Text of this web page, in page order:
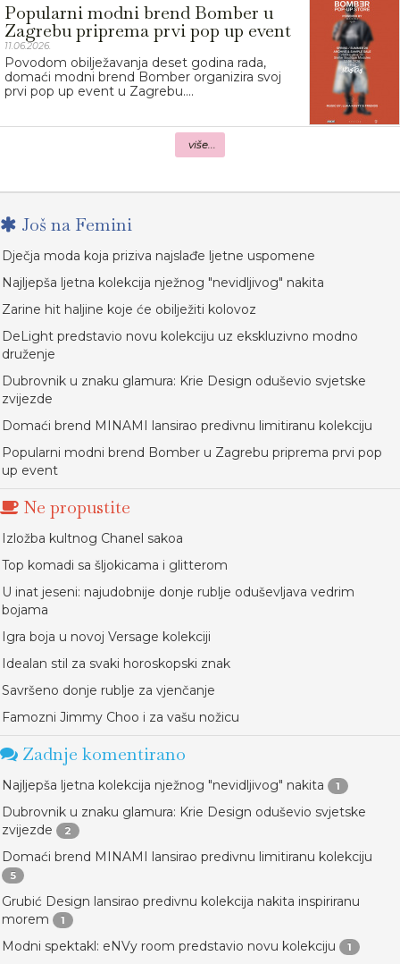
Popularni modni brend Bomber u
Zagrebu priprema prvi pop up event
11.06.2026.
Povodom obilježavanja deset godina rada,
domaći modni brend Bomber organizira svoj
prvi pop up event u Zagrebu....
više...
Još na Femini
Dječja moda koja priziva najslađe ljetne uspomene
Najljepša ljetna kolekcija nježnog "nevidljivog" nakita
Zarine hit haljine koje će obilježiti kolovoz
DeLight predstavio novu kolekciju uz ekskluzivno modno
druženje
Dubrovnik u znaku glamura: Krie Design oduševio svjetske
zvijezde
Domaći brend MINAMI lansirao predivnu limitiranu kolekciju
Popularni modni brend Bomber u Zagrebu priprema prvi pop
up event
Ne propustite
Izložba kultnog Chanel sakoa
Top komadi sa šljokicama i glitterom
U inat jeseni: najudobnije donje rublje oduševljava vedrim
bojama
Igra boja u novoj Versage kolekciji
Idealan stil za svaki horoskopski znak
Savršeno donje rublje za vjenčanje
Famozni Jimmy Choo i za vašu nožicu
Zadnje komentirano
Najljepša ljetna kolekcija nježnog "nevidljivog" nakita 1
Dubrovnik u znaku glamura: Krie Design oduševio svjetske
zvijezde
2
Domaći brend MINAMI lansirao predivnu limitiranu kolekciju
5
Grubić Design lansirao predivnu kolekcija nakita inspiriranu
morem
1
Modni spektakl: eNVy room predstavio novu kolekciju 1